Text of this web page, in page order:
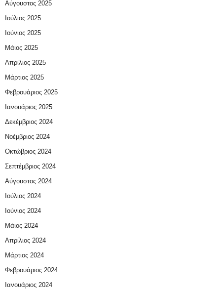
Αύγουστος 2025
Ιούλιος 2025
Ιούνιος 2025
Μάιος 2025
Απρίλιος 2025
Μάρτιος 2025
Φεβρουάριος 2025
Ιανουάριος 2025
Δεκέμβριος 2024
Νοέμβριος 2024
Οκτώβριος 2024
Σεπτέμβριος 2024
Αύγουστος 2024
Ιούλιος 2024
Ιούνιος 2024
Μάιος 2024
Απρίλιος 2024
Μάρτιος 2024
Φεβρουάριος 2024
Ιανουάριος 2024